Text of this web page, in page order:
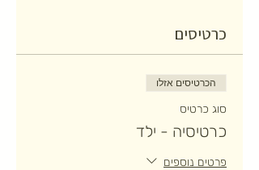
כרטיסים
הכרטיסים אזלו
סוג כרטיס
כרטיסיה - ילד
פרטים נוספים